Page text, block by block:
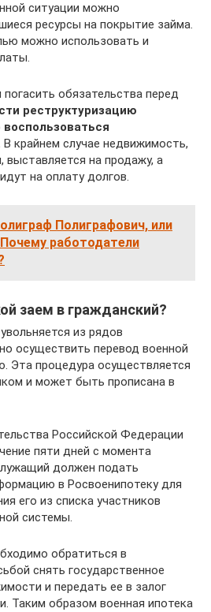
ситуации можно
ресурсы на покрытие займа.
можно использовать и
обязательства перед
реструктуризацию
В крайнем случае недвижимость,
на продажу, а
на оплату долгов.
Полиграфович, или
работодатели
заем в гражданский?
из рядов
осуществить перевод военной
Эта процедура осуществляется
и может быть прописана в
Российской Федерации
пяти дней с момента
должен подать
в Росвоенипотеку для
его из списка участников
системы.
обратиться в
снять государственное
и передать ее в залог
Таким образом военная ипотека